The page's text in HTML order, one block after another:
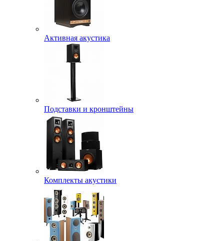
Активная акустика
Подставки и кронштейны
Комплекты акустики